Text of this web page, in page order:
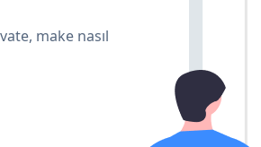
make nasıl